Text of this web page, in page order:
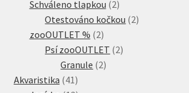
produkty
Schváleno tlapkou 22
produkty
Otestováno kočkou 22
zooOUTLET % 22
produkty
Psí zooOUTLET 22
Granule 22
Akvaristika 41 41